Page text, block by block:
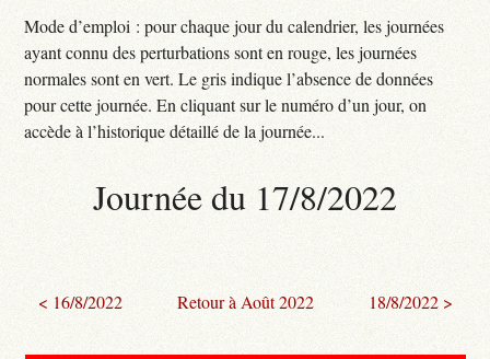
Mode d’emploi : pour chaque jour du calendrier, les journées
ayant connu des perturbations sont en rouge, les journées
normales sont en vert. Le gris indique l’absence de données
pour cette journée. En cliquant sur le numéro d’un jour, on
accède à l’historique détaillé de la journée...
Journée du 17/8/2022
< 16/8/2022 Retour à Août 2022 18/8/2022 >